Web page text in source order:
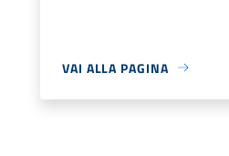
VAI ALLA PAGINA